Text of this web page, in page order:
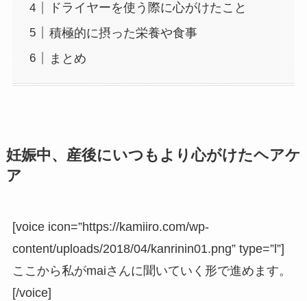
ドライヤーを使う際に心がけたこと
積極的に摂った栄養や食事
まとめ
妊娠中、産後にいつもより心がけたヘアケ
ア
[voice icon=”https://kamiiro.com/wp-
content/uploads/2018/04/kanrinin01.png” type=”l”]
ここから私がmaiさんに聞いていく形で進めます。
[/voice]